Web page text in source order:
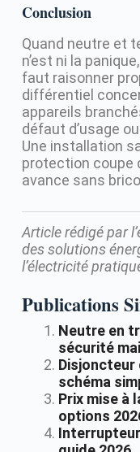
Conclusion
Quand neutre et
n’est ni la
faut raisonner
différentiel
appareils
défaut d’usage
Une installation
protection coupe
avance sans
Article rédigé par
des solutions
l’électricité
Publications
Neutre en
sécurité
schéma
Prix mise à
options